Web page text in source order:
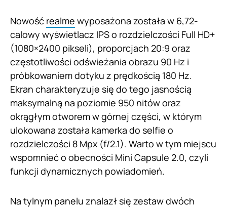
Nowość realme wyposażona została w 6,72-
calowy wyświetlacz IPS o rozdzielczości Full HD+
(1080×2400 pikseli), proporcjach 20:9 oraz
częstotliwości odświeżania obrazu 90 Hz i
próbkowaniem dotyku z prędkością 180 Hz.
Ekran charakteryzuje się do tego jasnością
maksymalną na poziomie 950 nitów oraz
okrągłym otworem w górnej części, w którym
ulokowana została kamerka do selfie o
rozdzielczości 8 Mpx (f/2.1). Warto w tym miejscu
wspomnieć o obecności Mini Capsule 2.0, czyli
funkcji dynamicznych powiadomień.
Na tylnym panelu znalazł się zestaw dwóch